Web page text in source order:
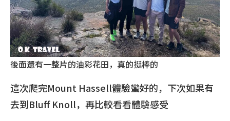
後面還有一整片的油彩花田，真的挺棒的
這次爬完Mount Hassell體驗蠻好的，下次如果有
去到Bluff Knoll，再比較看看體驗感受